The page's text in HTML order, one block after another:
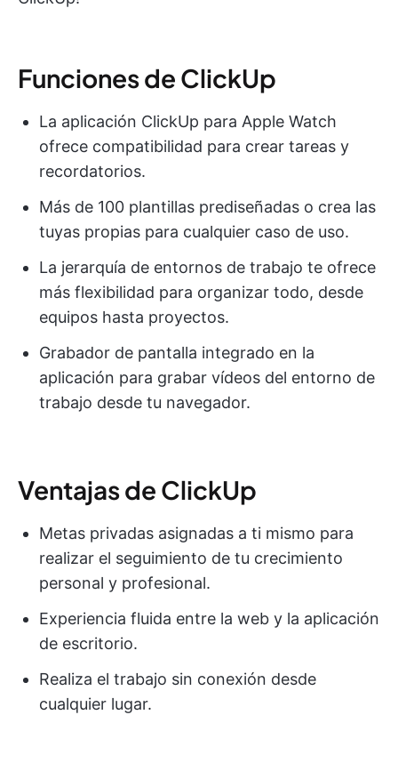
Funciones de ClickUp
La aplicación ClickUp para Apple Watch
ofrece compatibilidad para crear tareas y
recordatorios.
Más de 100 plantillas prediseñadas o crea las
tuyas propias para cualquier caso de uso.
La jerarquía de entornos de trabajo te ofrece
más flexibilidad para organizar todo, desde
equipos hasta proyectos.
Grabador de pantalla integrado en la
aplicación para grabar vídeos del entorno de
trabajo desde tu navegador.
Ventajas de ClickUp
Metas privadas asignadas a ti mismo para
realizar el seguimiento de tu crecimiento
personal y profesional.
Experiencia fluida entre la web y la aplicación
de escritorio.
Realiza el trabajo sin conexión desde
cualquier lugar.